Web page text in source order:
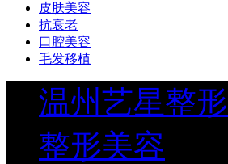
皮肤美容
抗衰老
口腔美容
毛发移植
温州艺星整形
整形美容